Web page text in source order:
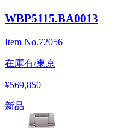
WBP5115.BA0013
Item No.72056
在庫有/東京
¥569,850
新品